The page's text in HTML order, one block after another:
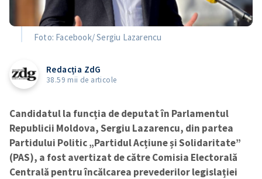
Foto: Facebook/ Sergiu Lazarencu
Redacția ZdG
38.59 mii de articole
Candidatul la funcția de deputat în Parlamentul
Republicii Moldova, Sergiu Lazarencu, din partea
Partidului Politic „Partidul Acțiune și Solidaritate”
(PAS), a fost avertizat de către Comisia Electorală
Centrală pentru încălcarea prevederilor legislației